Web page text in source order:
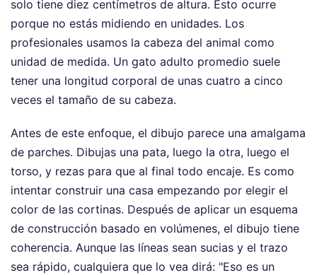
solo tiene diez centímetros de altura. Esto ocurre
porque no estás midiendo en unidades. Los
profesionales usamos la cabeza del animal como
unidad de medida. Un gato adulto promedio suele
tener una longitud corporal de unas cuatro a cinco
veces el tamaño de su cabeza.
Antes de este enfoque, el dibujo parece una amalgama
de parches. Dibujas una pata, luego la otra, luego el
torso, y rezas para que al final todo encaje. Es como
intentar construir una casa empezando por elegir el
color de las cortinas. Después de aplicar un esquema
de construcción basado en volúmenes, el dibujo tiene
coherencia. Aunque las líneas sean sucias y el trazo
sea rápido, cualquiera que lo vea dirá: "Eso es un